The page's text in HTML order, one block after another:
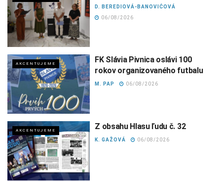
D. BEREDIOVÁ-BANOVIĆOVÁ
06/08/2026
AKCENTUJEME
FK Slávia Pivnica oslávi 100
rokov organizovaného futbalu
M. PAP 06/08/2026
AKCENTUJEME Z obsahu Hlasu ľudu č. 32
K. GAŽOVÁ 06/08/2026